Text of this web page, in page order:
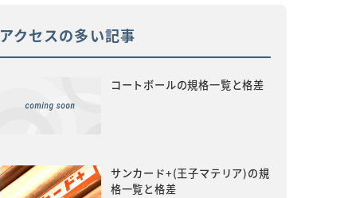
アクセスの多い記事
コートボールの規格一覧と格差
サンカード+(王子マテリア)の規
格一覧と格差